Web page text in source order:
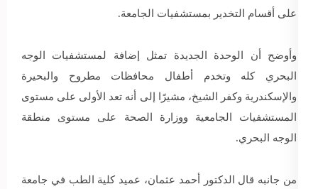
على أقسام التخدير بمستشفيات الجامعة.
وأوضح أن الوحدة الجديدة تمثل إضافة لمستشفيات الوجه
البحري كله وتخدم أطفال محافظات مطروح والبحيرة
والإسكندرية وكفر الشيخ، مشيرًا إلى أنه تعد الأولى على مستوى
المستشفيات الجامعية ووزارة الصحة على مستوى منطقة
الوجه البحري.
من جانبه قال الدكتور أحمد عثمان، عميد كلية الطب في جامعة